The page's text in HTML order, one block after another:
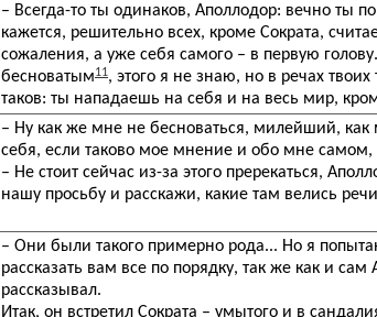
– Всегда-то ты одинаков, Аполлодор: вечно ты
кажется, решительно всех, кроме Сократа,
сожаления, а уже себя самого – в первую
бесноватым11, этого я не знаю, но в речах
таков: ты нападаешь на себя и на весь мир,
– Ну как же мне не бесноваться, милейший, как
себя, если таково мое мнение и обо мне самом,
– Не стоит сейчас из-за этого пререкаться,
нашу просьбу и расскажи, какие там велись
– Они были такого примерно рода... Но я
рассказать вам все по порядку, так же как и
рассказывал.
Итак, он встретил Сократа – умытого и в